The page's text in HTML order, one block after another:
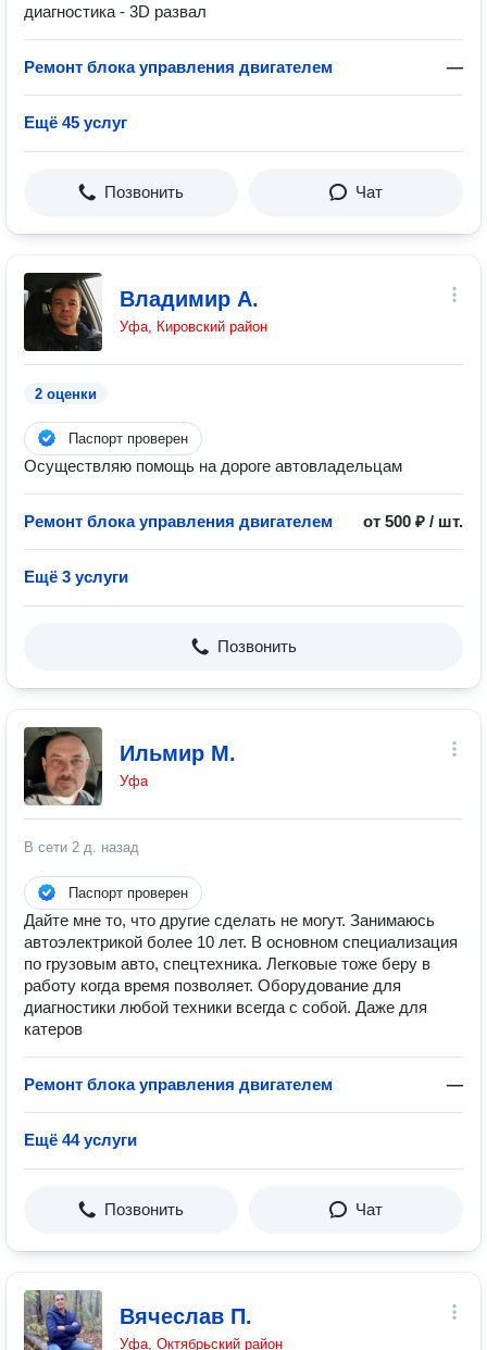
диагностика - 3D развал
Ремонт блока управления двигателем —
Ещё 45 услуг
Позвонить Чат
Владимир А.
Уфа, Кировский район
2 оценки
Паспорт проверен
Осуществляю помощь на дороге автовладельцам
Ремонт блока управления двигателем от 500 ₽ / шт.
Ещё 3 услуги
Позвонить
Ильмир М.
Уфа
В сети 2 д. назад
Паспорт проверен
Дайте мне то, что другие сделать не могут. Занимаюсь
автоэлектрикой более 10 лет. В основном специализация
по грузовым авто, спецтехника. Легковые тоже беру в
работу когда время позволяет. Оборудование для
диагностики любой техники всегда с собой. Даже для
катеров
Ремонт блока управления двигателем —
Ещё 44 услуги
Позвонить Чат
Вячеслав П.
Уфа, Октябрьский район